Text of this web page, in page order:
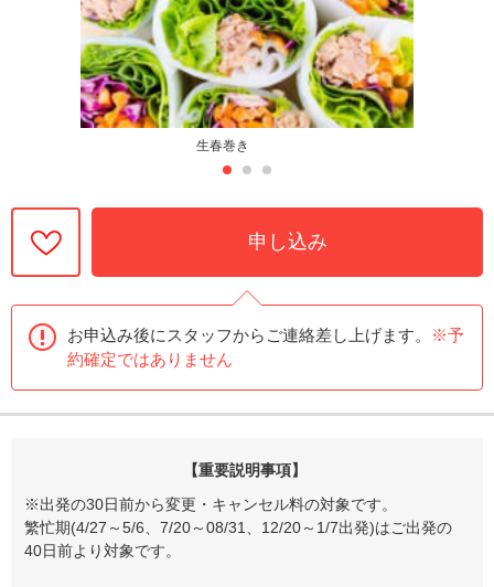
生春巻き
申し込み
お申込み後にスタッフからご連絡差し上げます。
※予
約確定ではありません
【重要説明事項】
※出発の30日前から変更・キャンセル料の対象です。
繁忙期(4/27～5/6、7/20～08/31、12/20～1/7出発)はご出発の
40日前より対象です。